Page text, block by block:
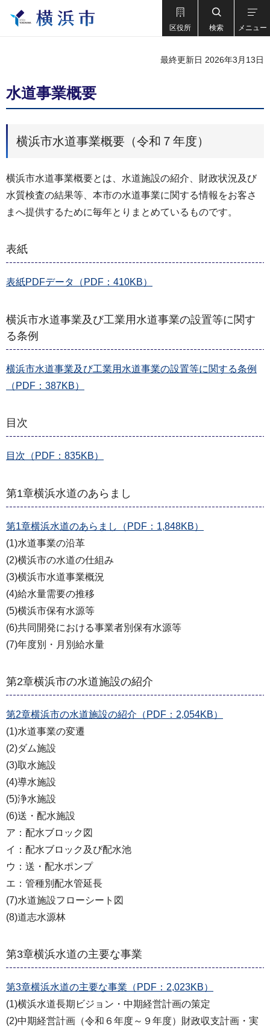
区役所 検索 メニュー
最終更新日 2026年3月13日
水道事業概要
横浜市水道事業概要（令和７年度）
横浜市水道事業概要とは、水道施設の紹介、財政状況及び
水質検査の結果等、本市の水道事業に関する情報をお客さ
まへ提供するために毎年とりまとめているものです。
表紙
表紙PDFデータ（PDF：410KB）
横浜市水道事業及び工業用水道事業の設置等に関す
る条例
横浜市水道事業及び工業用水道事業の設置等に関する条例
（PDF：387KB）
目次
目次（PDF：835KB）
第1章横浜水道のあらまし
第1章横浜水道のあらまし（PDF：1,848KB）
(1)水道事業の沿革
(2)横浜市の水道の仕組み
(3)横浜市水道事業概況
(4)給水量需要の推移
(5)横浜市保有水源等
(6)共同開発における事業者別保有水源等
(7)年度別・月別給水量
第2章横浜市の水道施設の紹介
第2章横浜市の水道施設の紹介（PDF：2,054KB）
(1)水道事業の変遷
(2)ダム施設
(3)取水施設
(4)導水施設
(5)浄水施設
(6)送・配水施設
ア：配水ブロック図
イ：配水ブロック及び配水池
ウ：送・配水ポンプ
エ：管種別配水管延長
(7)水道施設フローシート図
(8)道志水源林
第3章横浜水道の主要な事業
第3章横浜水道の主要な事業（PDF：2,023KB）
(1)横浜水道長期ビジョン・中期経営計画の策定
(2)中期経営計画（令和６年度～９年度）財政収支計画・実